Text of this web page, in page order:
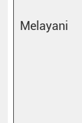
Melayani